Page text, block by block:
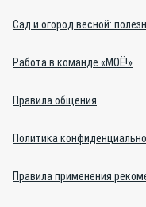
Сад и огород весной:
Работа в команде «МОЁ!»
Правила общения
Политика
Правила применения